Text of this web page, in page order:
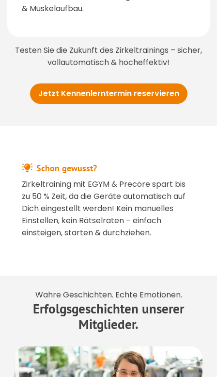
& Muskelaufbau.
Testen Sie die Zukunft des Zirkeltrainings – sicher,
vollautomatisch & hocheffektiv!
Jetzt Kennenlerntermin reservieren
Schon gewusst?
Zirkeltraining mit EGYM & Precore spart bis
zu 50 % Zeit, da die Geräte automatisch auf
Dich eingestellt werden! Kein manuelles
Einstellen, kein Rätselraten – einfach
einsteigen, starten & durchziehen.
Erfolgsgeschichten unserer
Mitglieder.
Wahre Geschichten. Echte Emotionen.